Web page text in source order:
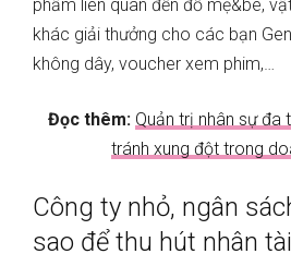
phẩm liên quan đến đồ mẹ&bé,
khác giải thưởng cho các bạn
không dây, voucher xem phim,…
Đọc thêm: Quản trị nhân sự đa
tránh xung đột trong
Công ty nhỏ, ngân
sao để thu hút nhân